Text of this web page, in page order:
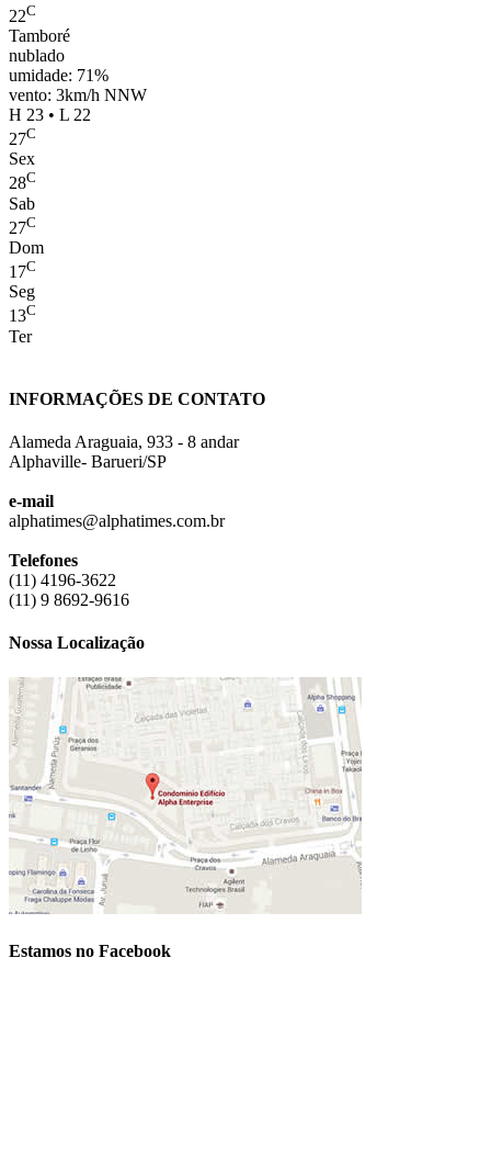
22C
Tamboré
nublado
umidade: 71%
vento: 3km/h NNW
H 23 • L 22
27C
Sex
28C
Sab
27C
Dom
17C
Seg
13C
Ter
INFORMAÇÕES DE CONTATO
Alameda Araguaia, 933 - 8 andar
Alphaville- Barueri/SP
e-mail
alphatimes@alphatimes.com.br
Telefones
(11) 4196-3622
(11) 9 8692-9616
Nossa Localização
Estamos no Facebook